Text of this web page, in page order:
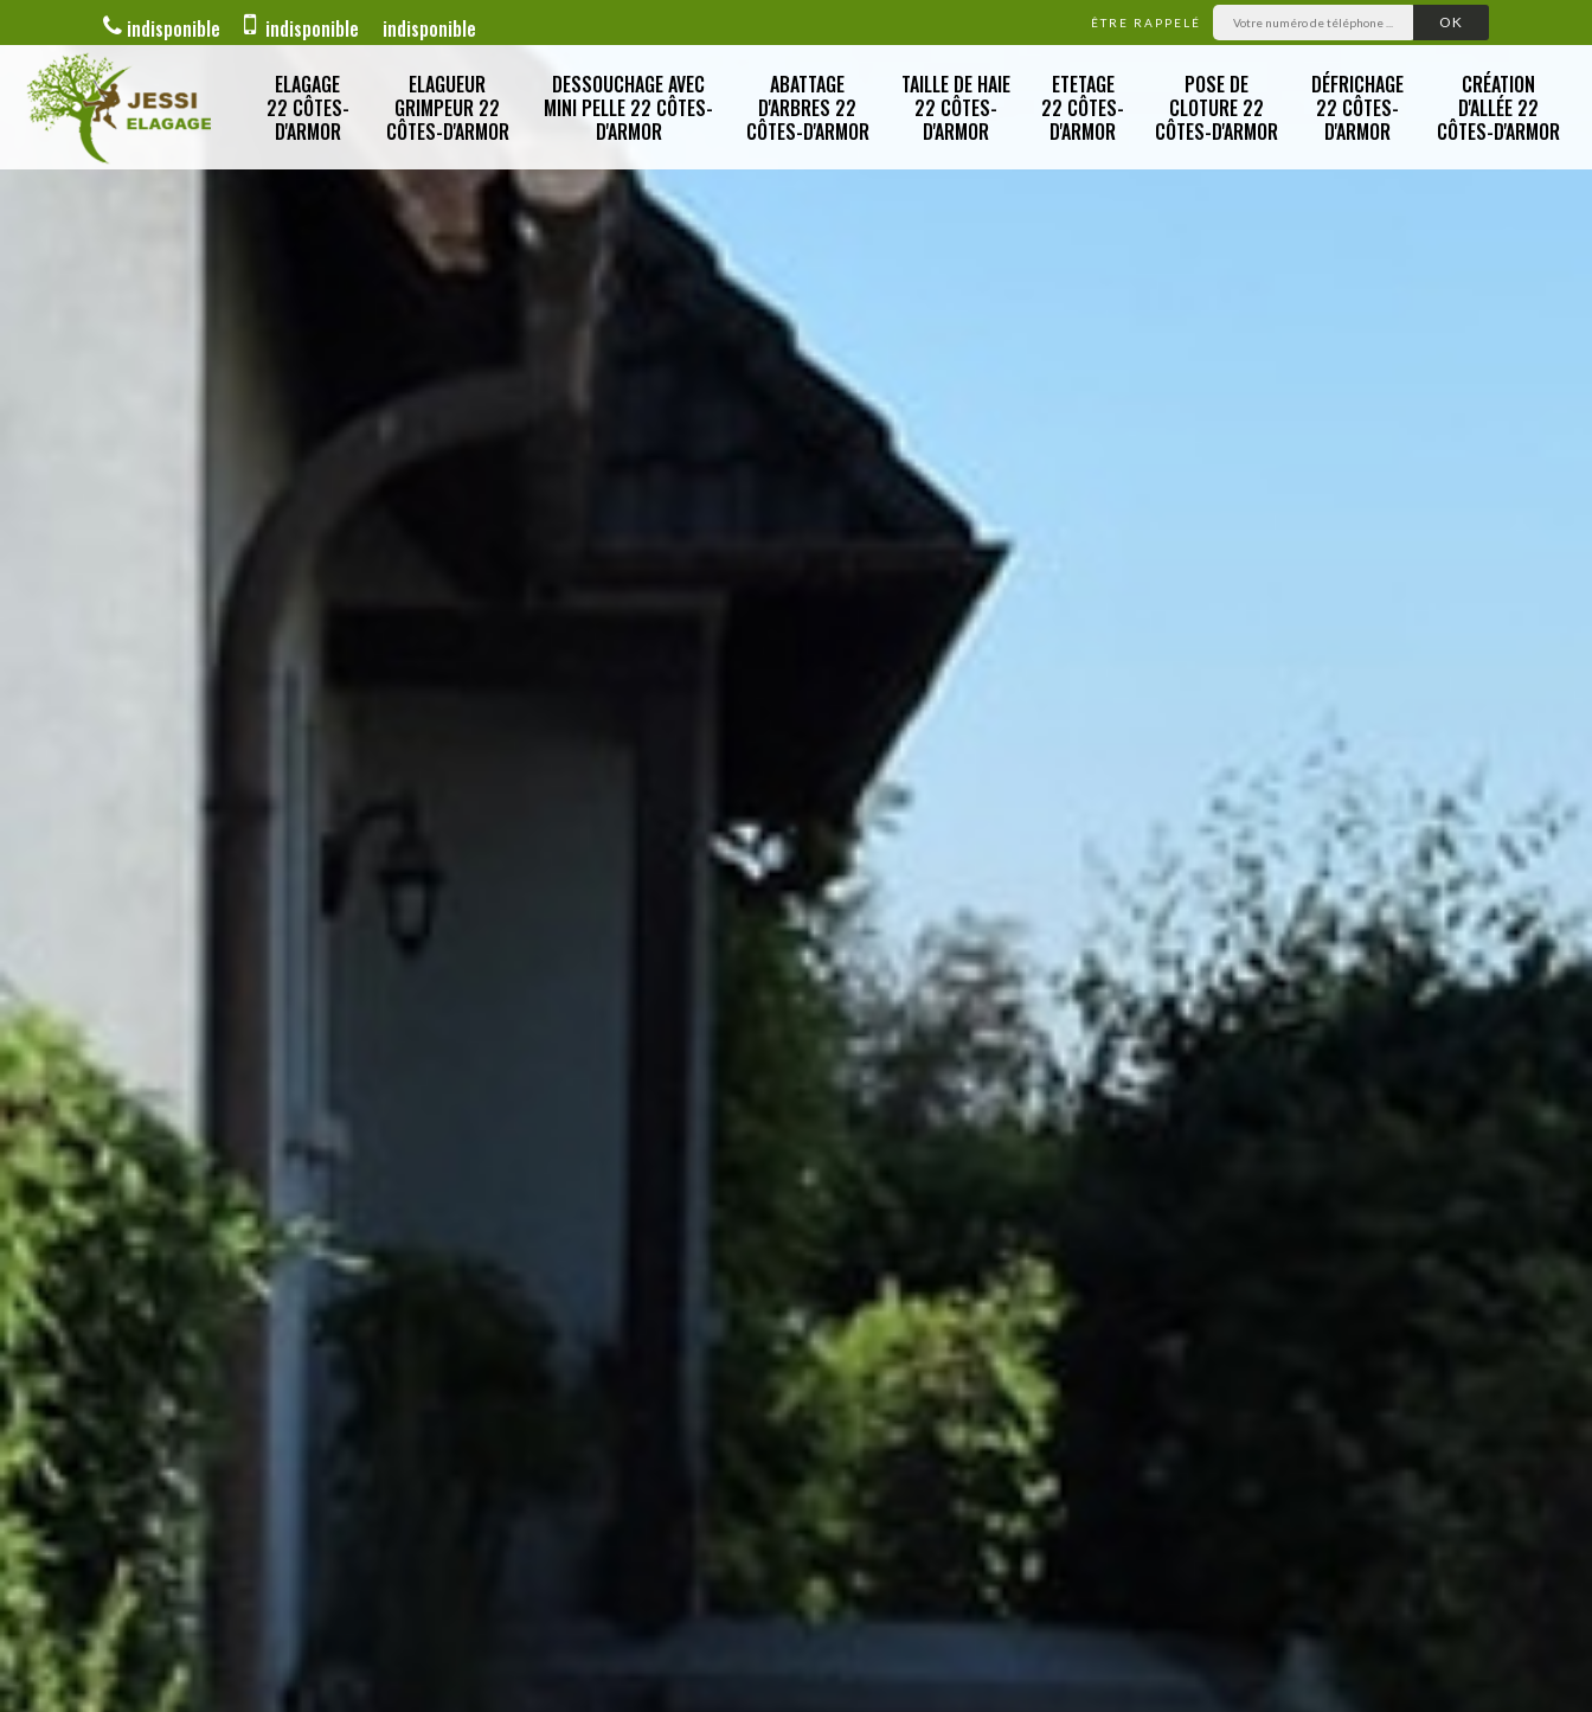
indisponible indisponible indisponible ÊTRE RAPPELÉ
ELAGAGE
22 CÔTES-
D'ARMOR
ELAGUEUR
GRIMPEUR 22
CÔTES-D'ARMOR
DESSOUCHAGE AVEC
MINI PELLE 22 CÔTES-
D'ARMOR
ABATTAGE
D'ARBRES 22
CÔTES-D'ARMOR
TAILLE DE HAIE
22 CÔTES-
D'ARMOR
ETETAGE
22 CÔTES-
D'ARMOR
POSE DE
CLOTURE 22
CÔTES-D'ARMOR
DÉFRICHAGE
22 CÔTES-
D'ARMOR
CRÉATION
D'ALLÉE 22
CÔTES-D'ARMOR